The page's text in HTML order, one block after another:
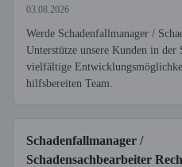
03.08.2026
Werde Schadenfallmanager /
Unterstütze unsere Kunden in der
vielfältige
hilfsbereiten Team.
Schadenfallmanager /
Schadensachbearbeiter